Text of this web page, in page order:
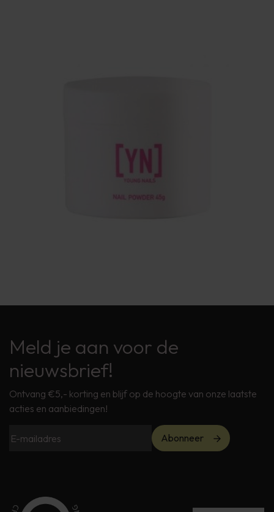
Meld je aan voor de
nieuwsbrief!
Ontvang €5,- korting en blijf op de hoogte van onze laatste
acties en aanbiedingen!
Abonneer